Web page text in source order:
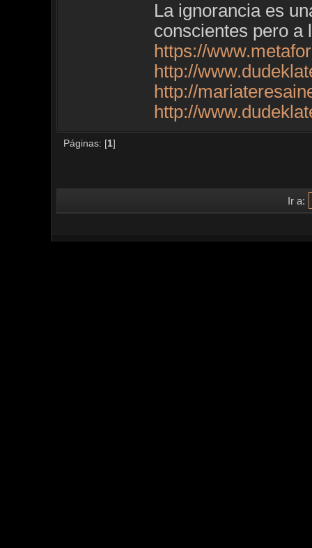
La ignorancia es
conscientes pero a
https://
http://
http://
http://
Páginas: [1]
Ir a: